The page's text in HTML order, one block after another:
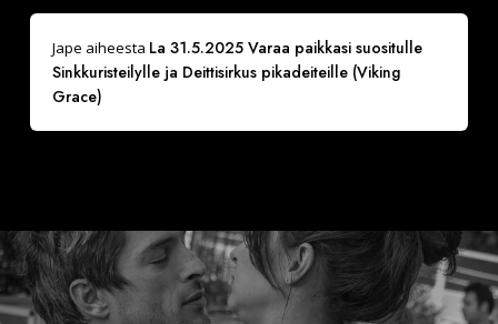
Jape aiheesta La 31.5.2025 Varaa paikkasi suositulle
Sinkkuristeilylle ja Deittisirkus pikadeiteille (Viking
Grace)